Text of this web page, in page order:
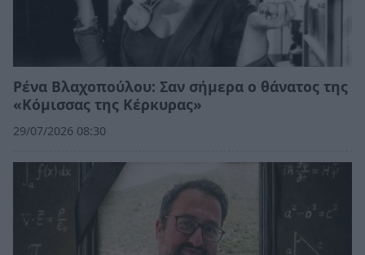
Ρένα Βλαχοπούλου: Σαν σήμερα ο θάνατος της
«Κόμισσας της Κέρκυρας»
29/07/2026 08:30